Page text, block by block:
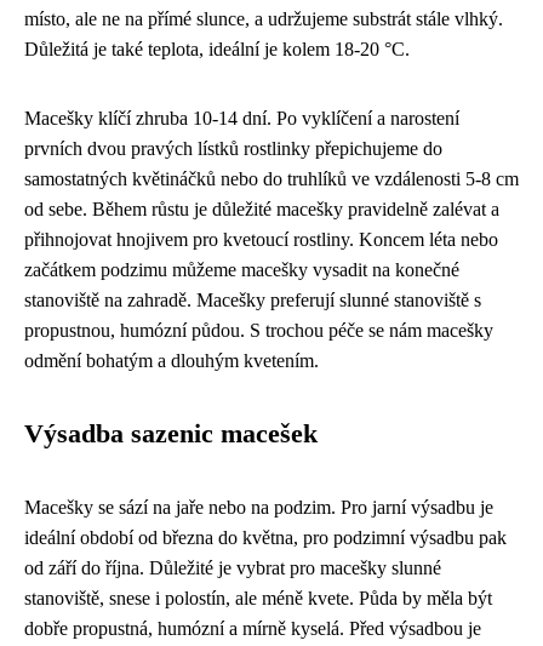
místo, ale ne na přímé slunce, a udržujeme substrát stále vlhký.
Důležitá je také teplota, ideální je kolem 18-20 °C.
Macešky klíčí zhruba 10-14 dní. Po vyklíčení a narostení
prvních dvou pravých lístků rostlinky přepichujeme do
samostatných květináčků nebo do truhlíků ve vzdálenosti 5-8 cm
od sebe. Během růstu je důležité macešky pravidelně zalévat a
přihnojovat hnojivem pro kvetoucí rostliny. Koncem léta nebo
začátkem podzimu můžeme macešky vysadit na konečné
stanoviště na zahradě. Macešky preferují slunné stanoviště s
propustnou, humózní půdou. S trochou péče se nám macešky
odmění bohatým a dlouhým kvetením.
Výsadba sazenic macešek
Macešky se sází na jaře nebo na podzim. Pro jarní výsadbu je
ideální období od března do května, pro podzimní výsadbu pak
od září do října. Důležité je vybrat pro macešky slunné
stanoviště, snese i polostín, ale méně kvete. Půda by měla být
dobře propustná, humózní a mírně kyselá. Před výsadbou je